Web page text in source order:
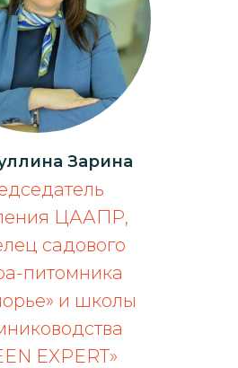
Зарина
ЦААПР,
садового
питомника
и школы
EXPERT»